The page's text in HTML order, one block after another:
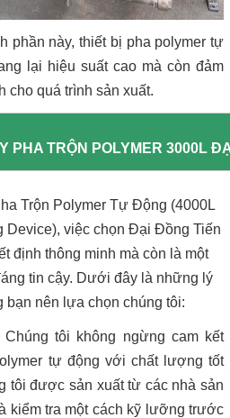
phần này, thiết bị pha polymer tự
lại hiệu suất cao mà còn đảm
cho quá trình sản xuất.
PHA TRỘN POLYMER 3000L
Trộn Polymer Tự Động (4000L
Device), việc chọn Đại Đồng Tiến
định thông minh mà còn là một
tin cậy. Dưới đây là những lý
bạn nên lựa chọn chúng tôi:
Chúng tôi không ngừng cam kết
tự động với chất lượng tốt
tôi được sản xuất từ các nhà sản
kiểm tra một cách kỹ lưỡng trước